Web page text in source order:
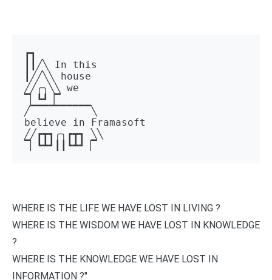
┏┓
┃┃╱╲ In this
┃╱╱╲╲ house
╱╱╭╮╲╲ we
▔▏┗┛▕▔
╱▔▔▔▔▔▔▔▔▔▔╲
believe in Framasoft
╱╱┏┳┓╭╮┏┳┓ ╲╲
▔▏┗┻┛┃┃┗┻┛▕▔
WHERE IS THE LIFE WE HAVE LOST IN LIVING ?
WHERE IS THE WISDOM WE HAVE LOST IN KNOWLEDGE
?
WHERE IS THE KNOWLEDGE WE HAVE LOST IN
INFORMATION ?"